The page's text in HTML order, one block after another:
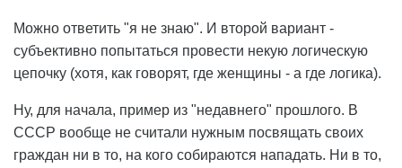
Можно ответить "я не знаю". И второй вариант -
субъективно попытаться провести некую логическую
цепочку (хотя, как говорят, где женщины - а где логика).
Ну, для начала, пример из "недавнего" прошлого. В
СССР вообще не считали нужным посвящать своих
граждан ни в то, на кого собираются нападать. Ни в то,